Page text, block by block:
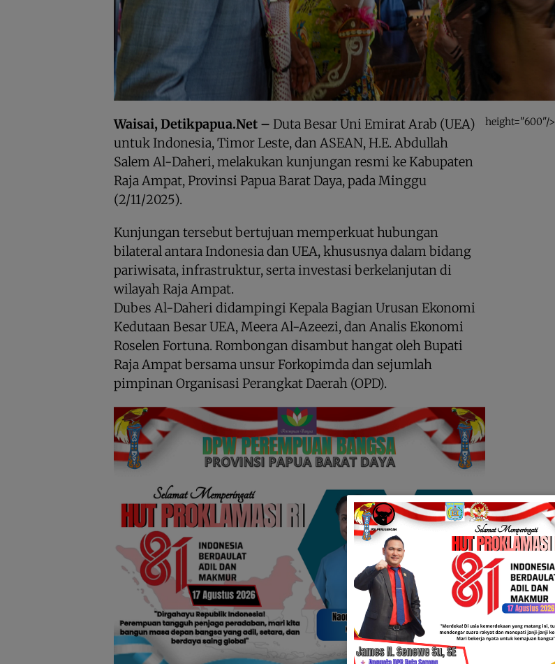
Waisai, Detikpapua.Net – Duta Besar Uni Emirat Arab (UEA)
untuk Indonesia, Timor Leste, dan ASEAN, H.E. Abdullah
Salem Al-Daheri, melakukan kunjungan resmi ke Kabupaten
Raja Ampat, Provinsi Papua Barat Daya, pada Minggu
(2/11/2025).
Kunjungan tersebut bertujuan memperkuat hubungan
bilateral antara Indonesia dan UEA, khususnya dalam bidang
pariwisata, infrastruktur, serta investasi berkelanjutan di
wilayah Raja Ampat.
Dubes Al-Daheri didampingi Kepala Bagian Urusan Ekonomi
Kedutaan Besar UEA, Meera Al-Azeezi, dan Analis Ekonomi
Roselen Fortuna. Rombongan disambut hangat oleh Bupati
Raja Ampat bersama unsur Forkopimda dan sejumlah
pimpinan Organisasi Perangkat Daerah (OPD).
height="600"/>